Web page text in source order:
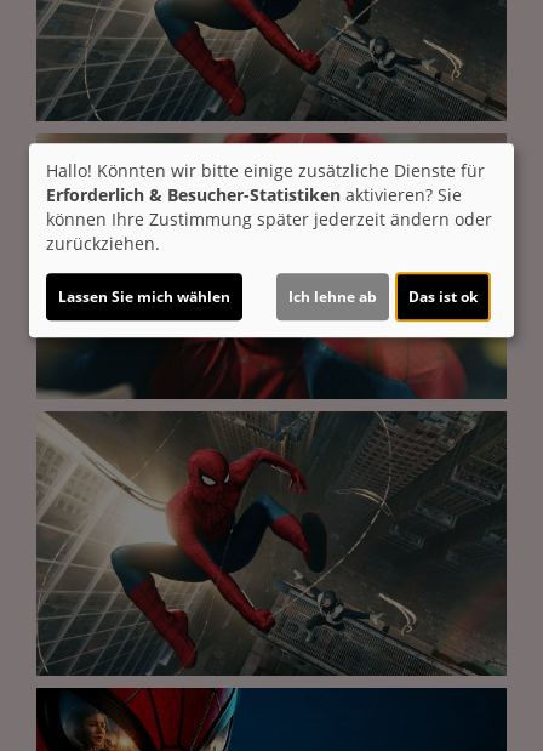
Hallo! Könnten wir bitte einige zusätzliche Dienste für
Erforderlich & Besucher-Statistiken aktivieren? Sie
können Ihre Zustimmung später jederzeit ändern oder
zurückziehen.
Lassen Sie mich wählen Ich lehne ab Das ist ok